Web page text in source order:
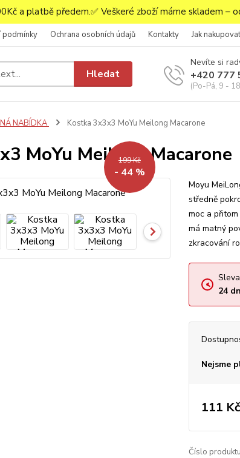
a platbě předem.✅ Veškeré zboží máme skladem –
podmínky Ochrana osobních údajů Kontakty Jak nakupovat
Hledat
Nevíte si
+420 777
(Po-Pá, 9 -
NABÍDKA Kostka 3x3x3 MoYu Meilong Macarone
MoYu Meilong Macarone
199 Kč
- 44 %
Moyu
středně
moc a
má matný
zkracování
24
Nejsme
111 Kč
Číslo